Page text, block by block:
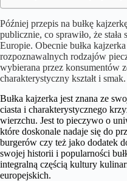
Później przepis na bułkę
publicznie, co sprawiło, że stała
Europie. Obecnie bułka
rozpoznawalnych rodzajów
wybierana przez konsumentów
charakterystyczny kształt i smak.
Bułka kajzerka jest znana ze
ciasta i charakterystycznego
wierzchu. Jest to pieczywo o
które doskonale nadaje się do
burgerów czy też jako dodatek
swojej historii i popularności
integralną częścią kultury
europejskich.